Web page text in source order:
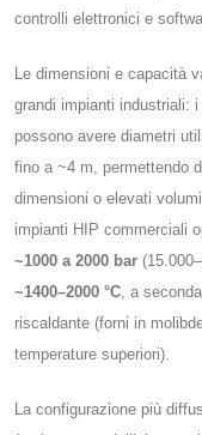
controlli elettronici e
Le dimensioni e capacità
grandi impianti industriali: i
possono avere diametri
fino a ~4 m, permettendo
dimensioni o elevati
impianti HIP commerciali
~1000 a 2000 bar
~1400–2000 °C, a
riscaldante (forni in
temperature superiori)​.
La configurazione più